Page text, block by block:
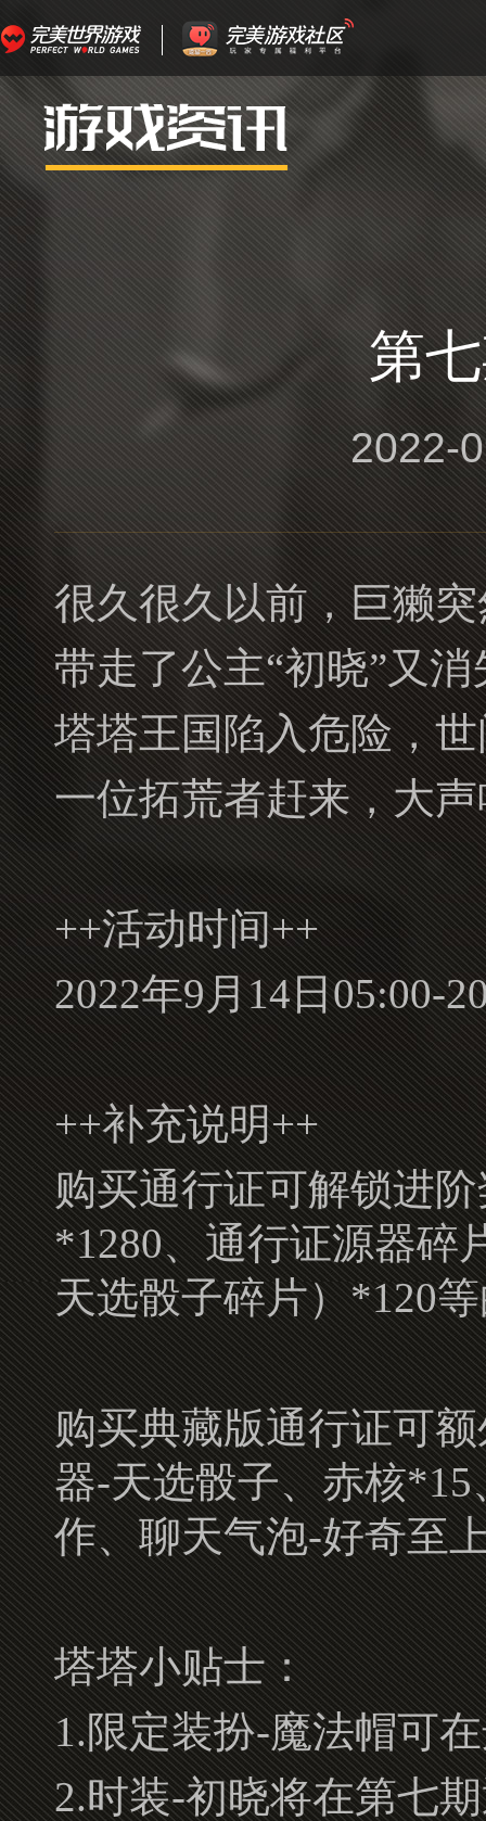
第
2022-
很久很久以前，巨獭
带走了公主“初晓”又消
塔塔王国陷入危险，
一位拓荒者赶来，大
++活动时间++
2022年9月14日05:00-
++补充说明++
购买通行证可解锁进
*1280、通行证源器碎
天选骰子碎片）*120
购买典藏版通行证可
器-天选骰子、赤核
作、聊天气泡-好奇至
塔塔小贴士：
1.限定装扮-魔法帽可
2.时装-初晓将在第七